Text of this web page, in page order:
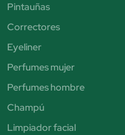
Pintauñas
Correctores
Eyeliner
Perfumes mujer
Perfumes hombre
Champú
Limpiador facial